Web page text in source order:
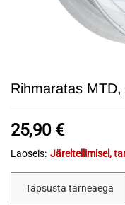
Rihmaratas
25,90 €
Laoseis: Järeltellimisel,
Täpsusta tarneaega